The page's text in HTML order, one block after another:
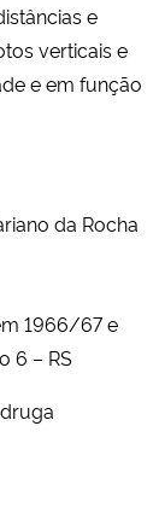
e
verticais e
e em função
da Rocha
1966/67 e
6 – RS